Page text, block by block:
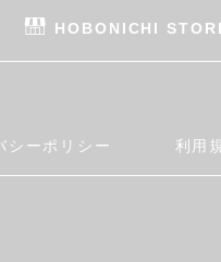
HOBONICHI
シーポリシー 利用